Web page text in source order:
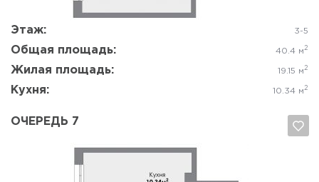
Этаж: 3-5
Общая площадь: 40.4 м 2
Жилая площадь: 19.15 м 2
Кухня: 10.34 м 2
ОЧЕРЕДЬ 7